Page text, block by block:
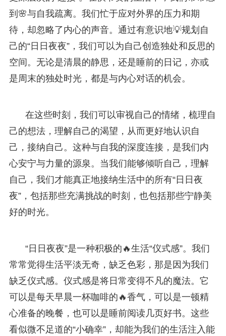
到🌸与自我疏离。我们忙于应对外界的压力和期
待，却忽略了内心的声音。通过有意识地💡规划自
己的“日日夜夜”，我们可以为自己创造独处和反思的
空间。无论是清晨的静思，还是睡前的日记，亦或
是周末的独处时光，都是与内心对话的机会。
在这些时刻，我们可以审视自己的情绪，梳理自
己的想法，理解自己的渴望，从而更好地认识自
己，接纳自己。这种与自我的深度连接，是我们内
心安宁与力量的源泉。当我们能够倾听自己，理解
自己，我们才能真正地接纳生活中的所有“日日夜
夜”，包括那些充满挑战的时刻，也包括那些宁静美
好的时光。
“日日夜夜”是一种积极的🔥生活“仪式感”。我们
常常觉得生活平淡无奇，缺乏色彩，那是因为我们
缺乏仪式感。仪式感是将日常变得不凡的魔法。它
可以是每天早晨一杯咖啡的🔥香气，可以是一顿精
心准备的晚餐，也可以是睡前阅读几页好书。这些
看似微不足道的“小确幸”，却能为我们的生活注入能